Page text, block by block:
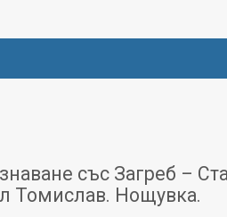
със Загреб –
Томислав. Нощувка.